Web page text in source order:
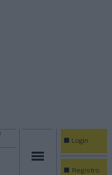
Login
Registro